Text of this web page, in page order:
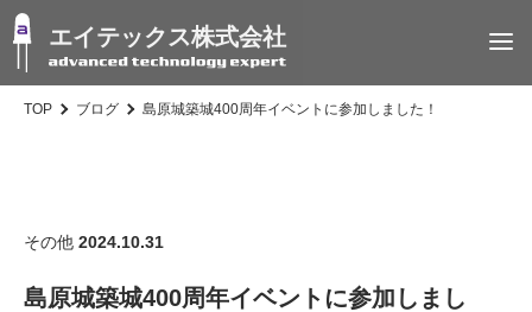
エイテックス株式会社
TOP ブログ 島原城築城400周年イベントに参加しました！
その他 2024.10.31
島原城築城400周年イベントに参加しまし